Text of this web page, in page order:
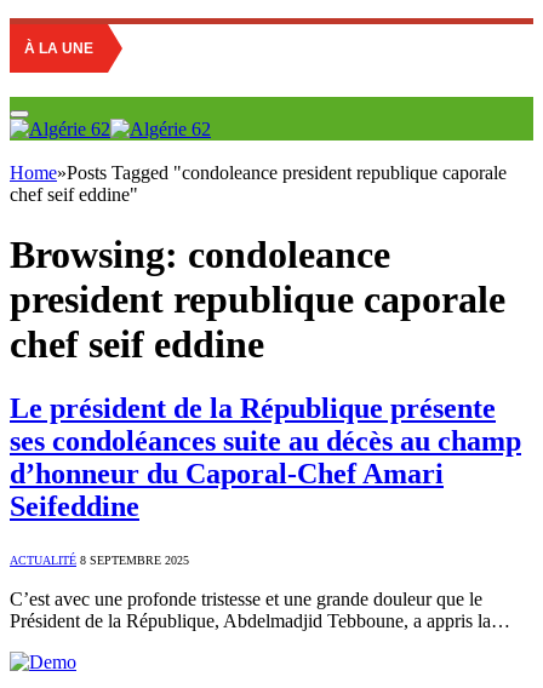
À LA UNE
Home»Posts Tagged "condoleance president republique caporale
chef seif eddine"
Browsing: condoleance
president republique caporale
chef seif eddine
Le président de la République présente
ses condoléances suite au décès au champ
d’honneur du Caporal-Chef Amari
Seifeddine
ACTUALITÉ 8 SEPTEMBRE 2025
C’est avec une profonde tristesse et une grande douleur que le
Président de la République, Abdelmadjid Tebboune, a appris la…